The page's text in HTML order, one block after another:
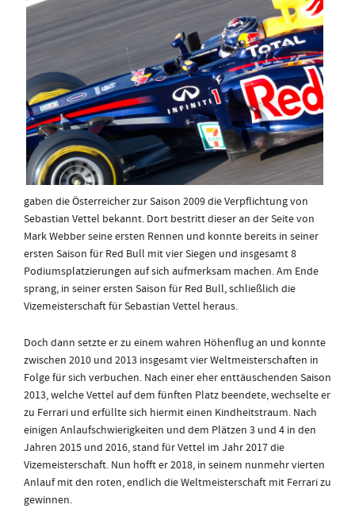
gaben die Österreicher zur Saison 2009 die Verpflichtung von
Sebastian Vettel bekannt. Dort bestritt dieser an der Seite von
Mark Webber seine ersten Rennen und konnte bereits in seiner
ersten Saison für Red Bull mit vier Siegen und insgesamt 8
Podiumsplatzierungen auf sich aufmerksam machen. Am Ende
sprang, in seiner ersten Saison für Red Bull, schließlich die
Vizemeisterschaft für Sebastian Vettel heraus.
Doch dann setzte er zu einem wahren Höhenflug an und konnte
zwischen 2010 und 2013 insgesamt vier Weltmeisterschaften in
Folge für sich verbuchen. Nach einer eher enttäuschenden Saison
2013, welche Vettel auf dem fünften Platz beendete, wechselte er
zu Ferrari und erfüllte sich hiermit einen Kindheitstraum. Nach
einigen Anlaufschwierigkeiten und dem Plätzen 3 und 4 in den
Jahren 2015 und 2016, stand für Vettel im Jahr 2017 die
Vizemeisterschaft. Nun hofft er 2018, in seinem nunmehr vierten
Anlauf mit den roten, endlich die Weltmeisterschaft mit Ferrari zu
gewinnen.